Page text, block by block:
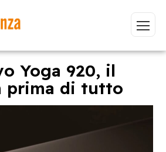
Vai
Yoga 920, il
prima di tutto